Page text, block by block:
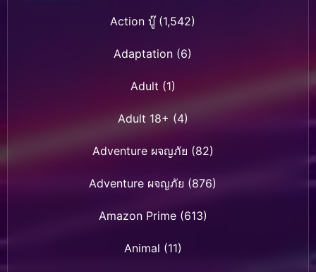
Action บู๊(1,542)
Adaptation (6)
Adult (1)
Adult 18+ (4)
Adventure ผจญภัย (82)
Adventure ผจญภัย (876)
Amazon Prime(613)
Animal (11)